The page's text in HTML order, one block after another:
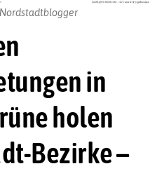
in
holen
Bezirke –